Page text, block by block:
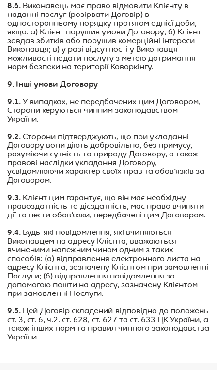
8.6. Виконавець має право відмовити Клієнту в
наданні послуг (розірвати Договір) в
односторонньому порядку протягом однієї доби,
якщо: а) Клієнт порушив умови Договору; б) Клієнт
завдав збитків або порушив комерційні інтереси
Виконавця; в) у разі відсутності у Виконавця
можливості надати послугу з метою дотримання
норм безпеки на території Коворкінгу.
9. Інші умови Договору
9.1. У випадках, не передбачених цим Договором,
Сторони керуються чинним законодавством
України.
9.2. Сторони підтверджують, що при укладанні
Договору вони діють добровільно, без примусу,
розуміючи сутність та природу Договору, а також
правові наслідки укладання Договору,
усвідомлюючи характер своїх прав та обов’язків за
Договором.
9.3. Клієнт цим гарантує, що він має необхідну
правоздатність та дієздатність, має право вчиняти
дії та нести обов’язки, передбачені цим Договором.
9.4. Будь-які повідомлення, які вчиняються
Виконавцем на адресу Клієнта, вважаються
вчиненими належним чином одним з таких
способів: (а) відправлення електронного листа на
адресу Клієнта, зазначену Клієнтом при замовленні
Послуги; (б) відправлення повідомлення за
допомогою пошти на адресу, зазначену Клієнтом
при замовленні Послуги.
9.5. Цей Договір складений відповідно до положень
ст. 3, ст. 6, ч.2. ст. 628, ст. 627 та ст. 633 ЦК України, а
також інших норм та правил чинного законодавства
України.